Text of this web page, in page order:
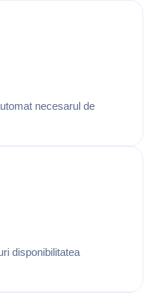
necesarul de
disponibilitatea